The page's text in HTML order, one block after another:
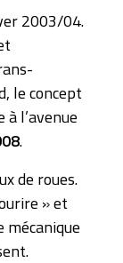
2003/04.
le concept
l’avenue
.
de roues.
» et
mécanique